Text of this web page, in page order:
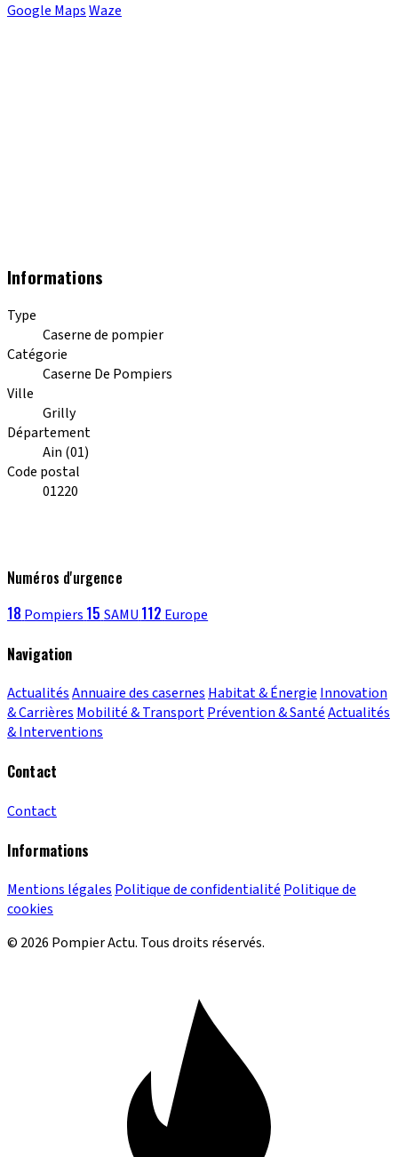
Google MapsWaze
Informations
Type
Caserne de pompier
Catégorie
Caserne De Pompiers
Ville
Grilly
Département
Ain (01)
Code postal
01220
Numéros d'urgence
18 Pompiers 15 SAMU 112 Europe
Navigation
ActualitésAnnuaire des casernes Habitat & Énergie Innovation
& Carrières Mobilité & TransportPrévention & SantéActualités
& Interventions
Contact
Contact
Informations
Mentions légales Politique de confidentialité Politique de
cookies
© 2026 Pompier Actu. Tous droits réservés.